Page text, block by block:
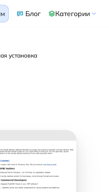
Блог Категории
установка